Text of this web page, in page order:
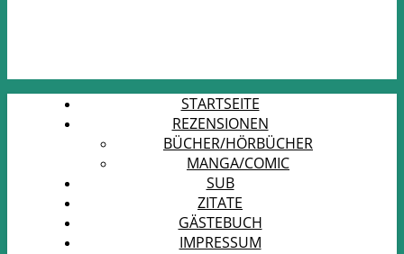
STARTSEITE
REZENSIONEN
BÜCHER/HÖRBÜCHER
MANGA/COMIC
SUB
ZITATE
GÄSTEBUCH
IMPRESSUM